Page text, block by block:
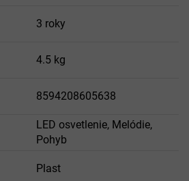
3 roky
4.5 kg
8594208605638
LED osvetlenie, Melódie,
Pohyb
Plast